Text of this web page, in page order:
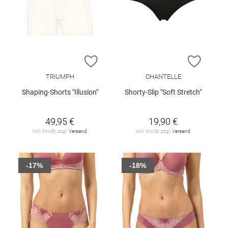
ZUR WUNSCHLISTE HINZUFÜGEN
TRIUMPH
Shaping-Shorts "Illusion"
49,95 €
inkl. MwSt. zzgl.Versand
ZUR
CHANTELLE
Shorty-Slip "Soft Stretch"
19,90 €
inkl. MwSt. zzgl.Versand
-17% -18%